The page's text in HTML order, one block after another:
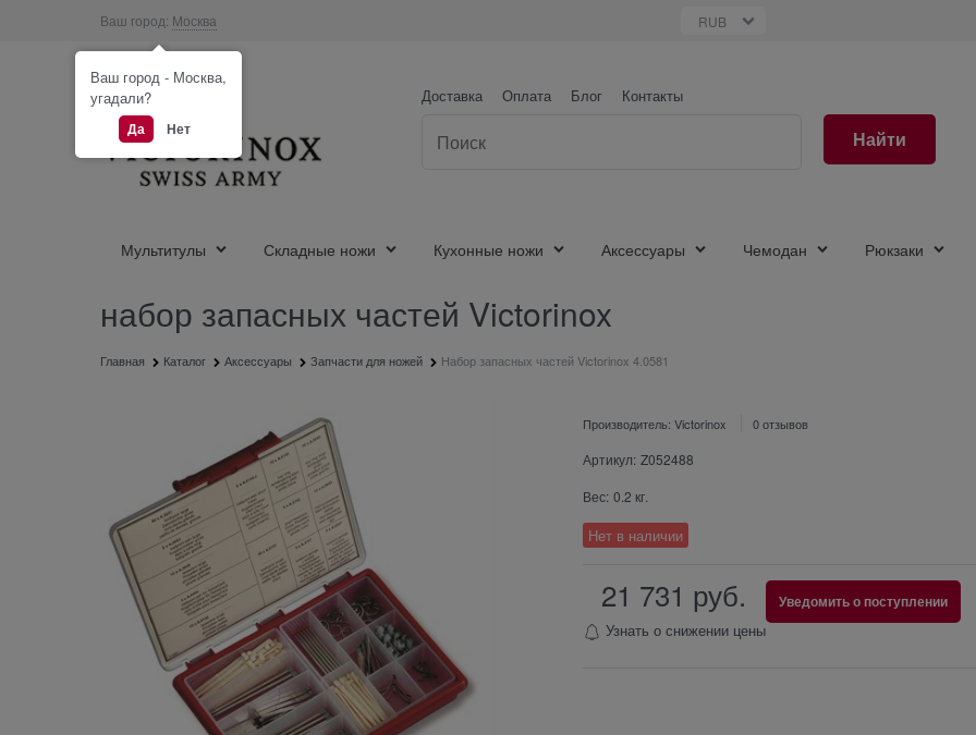
Ваш город: Москва
Доставка Оплата Блог Контакты
Найти
Мультитулы Складные ножи Кухонные ножи Аксессуары Чемодан Рюкзаки
набор запасных частей Victorinox
Главная Каталог Аксессуары Запчасти для ножей Набор запасных частей Victorinox 4.0581
Производитель: Victorinox 0 отзывов
Артикул: Z052488
Вес: 0.2 кг.
Нет в наличии
21 731 руб.
Узнать о снижении цены
Уведомить о поступлении
Ваш город - Москва,
угадали?
Да Нет